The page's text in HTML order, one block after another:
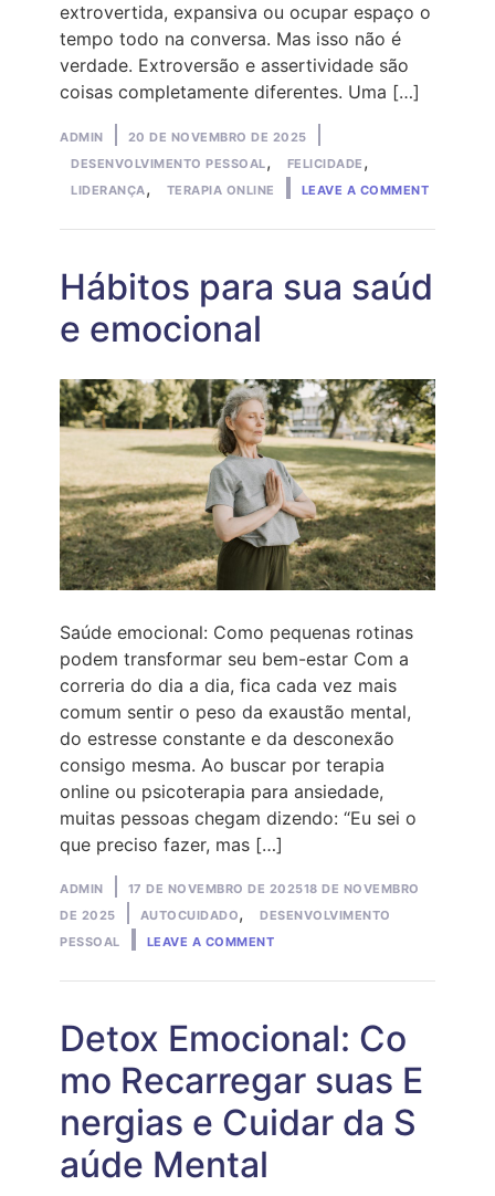
extrovertida, expansiva ou ocupar espaço o
tempo todo na conversa. Mas isso não é
verdade. Extroversão e assertividade são
coisas completamente diferentes. Uma […]
Posted
by
ADMIN 20 DE NOVEMBRO DE 2025
in
DESENVOLVIMENTO PESSOAL, FELICIDADE ,
LIDERANÇA, TERAPIA ONLINE LEAVE A COMMENT
NÃO
FALAR
Hábitos para sua saúd
e emocional
Saúde emocional: Como pequenas rotinas
podem transformar seu bem-estar Com a
correria do dia a dia, fica cada vez mais
comum sentir o peso da exaustão mental,
do estresse constante e da desconexão
consigo mesma. Ao buscar por terapia
online ou psicoterapia para ansiedade,
muitas pessoas chegam dizendo: “Eu sei o
que preciso fazer, mas […]
Posted
by
ADMIN 17 DE NOVEMBRO DE 202518 DE NOVEMBRO
DE 2025
Posted
AUTOCUIDADO,
DESENVOLVIMENTO
PESSOAL
LEAVE A COMMENTON
EMOCIONAL
Detox Emocional: Co
mo Recarregar suas E
nergias e Cuidar da S
aúde Mental